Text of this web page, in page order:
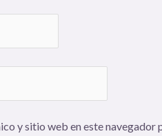
y sitio web en este navegador